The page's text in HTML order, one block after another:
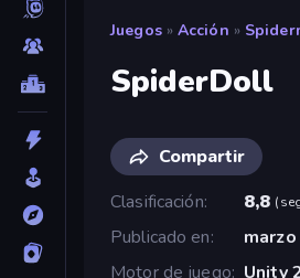
Juegos » Acción »
SpiderDoll
Compartir
Clasificación
8,8 (
Publicado en
Motor de juego Unity